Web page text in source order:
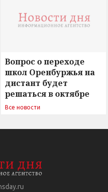
Вопрос о переходе
школ Оренбуржья на
дистант будет
решаться в октябре
Все новости